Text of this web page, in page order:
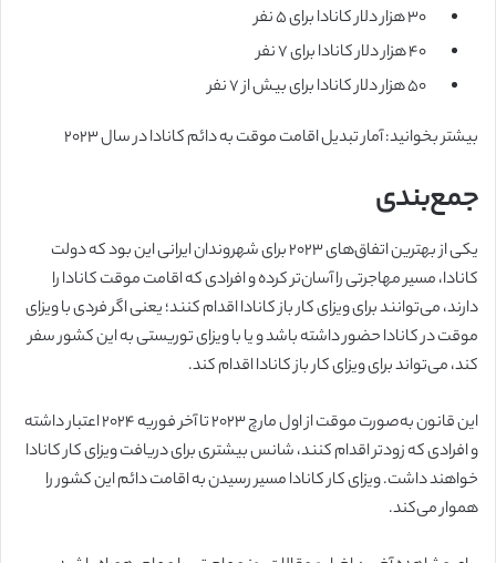
۳۰ هزار دلار کانادا برای ۵ نفر
۴۰ هزار دلار کانادا برای ۷ نفر
۵۰ هزار دلار کانادا برای بیش از ۷ نفر
بیشتر بخوانید: آمار تبدیل اقامت موقت به دائم کانادا در سال ۲۰۲۳
جمع‌بندی
یکی از بهترین اتفاق‌های ۲۰۲۳ برای شهروندان ایرانی این بود که دولت
کانادا، مسیر مهاجرتی را آسان‌تر کرده و افرادی که اقامت موقت کانادا را
دارند، می‌توانند برای ویزای کار باز کانادا اقدام کنند؛ یعنی اگر فردی با ویزای
موقت در کانادا حضور داشته باشد و یا با ویزای توریستی به این کشور سفر
کند، می‌تواند برای ویزای کار باز کانادا اقدام کند.
این قانون به‌صورت موقت از اول مارچ ۲۰۲۳ تا آخر فوریه ۲۰۲۴ اعتبار داشته
و افرادی که زودتر اقدام کنند، شانس بیشتری برای دریافت ویزای کار کانادا
خواهند داشت. ویزای کار کانادا مسیر رسیدن به اقامت دائم این کشور را
هموار می‌کند.